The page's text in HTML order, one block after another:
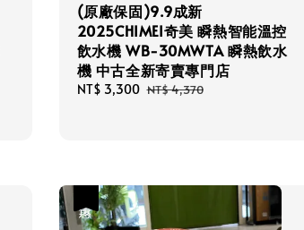
(原廠保固)9.9成新
2025CHIMEI奇美 瞬熱智能溫控
飲水機 WB-30MWTA 瞬熱飲水
機 中古全新寄賣專門店
Sale
NT$ 3,300 Regular
NT$ 4,370